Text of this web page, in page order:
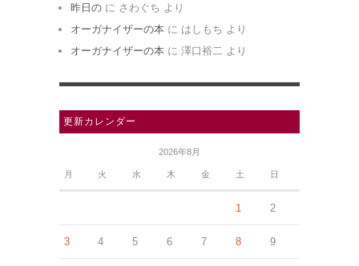
昨日の に さわぐち より
オーガナイザーの本 に はしもち より
オーガナイザーの本 に 澤口裕二 より
更新カレンダー
2026年8月
月 火 水 木 金 土 日
1 2
3 4 5 6 7 8 9